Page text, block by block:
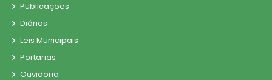
Publicações
Diárias
Leis Municipais
Portarias
Ouvidoria